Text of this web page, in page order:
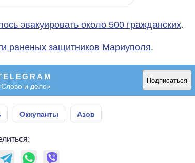
эвакуировать около 500 гражданских.
раненых защитников Мариуполя.
и дело»
Подписаться
Оккупанты Азов